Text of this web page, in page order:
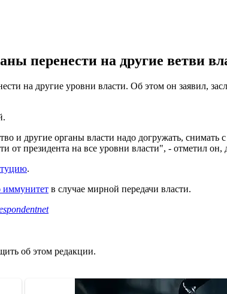
перенести на другие ветви
на другие уровни власти. Об этом он заявил,
и другие органы власти надо догружать, снимать
президента на все уровни власти", - отметил он,
.
иммунитет в случае мирной передачи власти.
об этом редакции.